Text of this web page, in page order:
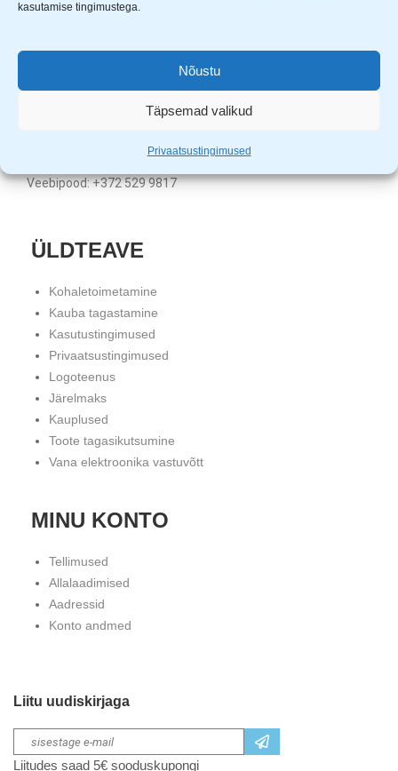
kasutamise tingimustega.
Nõustu
Täpsemad valikud
Privaatsustingimused
Uuem Viis OÜ
KMKR nr. EE101331720
Klienditugi: E-R 9.00 – 17.00
Veebipood: +372 529 9817
ÜLDTEAVE
Kohaletoimetamine
Kauba tagastamine
Kasutustingimused
Privaatsustingimused
Logoteenus
Järelmaks
Kauplused
Toote tagasikutsumine
Vana elektroonika vastuvõtt
MINU KONTO
Tellimused
Allalaadimised
Aadressid
Konto andmed
Liitu uudiskirjaga
Liitudes saad 5€ sooduskupongi